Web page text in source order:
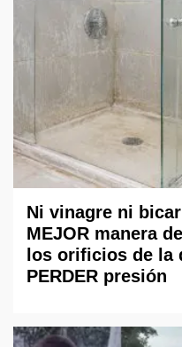
Ni vinagre ni
MEJOR manera
los orificios de la
PERDER presión